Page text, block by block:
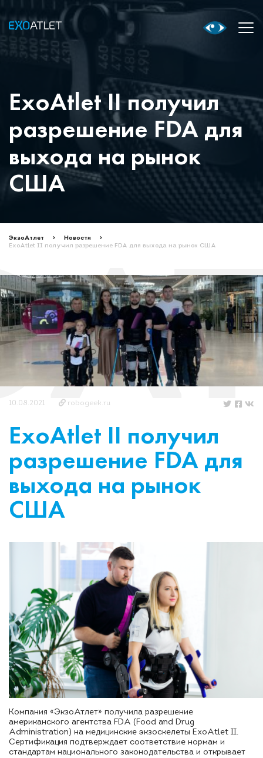
ExoAtlet II получил
разрешение FDA для
выхода на рынок
США
ЭкзоАтлет
Новости
ExoAtlet II получил разрешение FDA для выхода на рынок США
10.08.2021 robogeek.ru
ExoAtlet II получил
разрешение FDA для
выхода на рынок
США
Компания «ЭкзоАтлет» получила разрешение
американского агентства FDA (Food and Drug
Administration) на медицинские экзоскелеты ExoAtlet II.
Сертификация подтверждает соответствие нормам и
стандартам национального законодательства и открывает